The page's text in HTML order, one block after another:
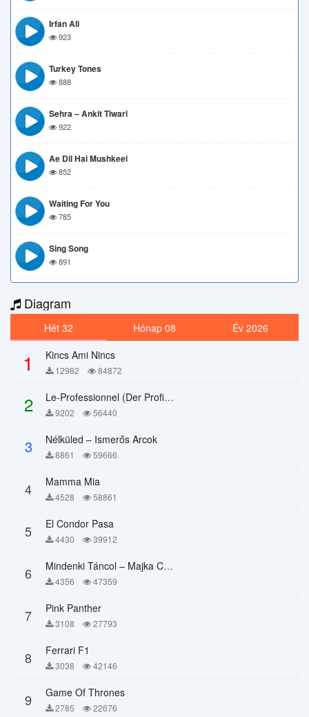
Irfan Ali
923
Turkey Tones
888
Sehra – Ankit Tiwari
922
Ae Dil Hai Mushkeel
852
Waiting For You
785
Sing Song
891
Diagram
Hét 32 Hónap 08 Év 2026
1 Kincs Ami Nincs
12982 84872
2 Le-Professionnel (Der Profi) – Chi Mai
9202 56440
3 Nélküled – Ismerős Arcok
8861 59666
4 Mamma Mia
4528 58861
5 El Condor Pasa
4430 39912
6 Mindenki Táncol – Majka Curtis, Péter Majoros
4356 47359
7 Pink Panther
3108 27793
8 Ferrari F1
3038 42146
9 Game Of Thrones
2785 22676